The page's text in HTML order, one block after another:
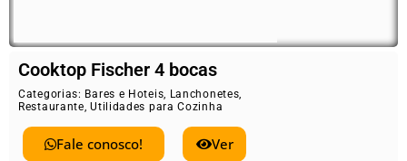
Cooktop Fischer 4 bocas
Categorias: Bares e Hoteis, Lanchonetes,
Restaurante,Utilidades para Cozinha
Fale conosco! Ver